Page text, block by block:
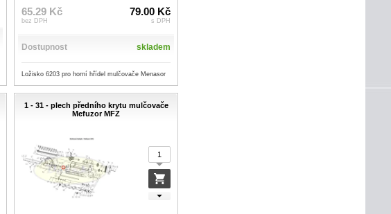
65.29 Kč
bez DPH
79.00 Kč
s DPH
Dostupnost skladem
Ložisko 6203 pro horní hřídel mulčovače Menasor
1 - 31 - plech předního krytu mulčovače
Mefuzor MFZ